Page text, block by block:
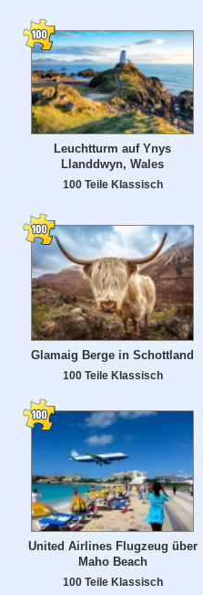
Leuchtturm auf Ynys
Llanddwyn, Wales
100 Teile Klassisch
Glamaig Berge in Schottland
100 Teile Klassisch
United Airlines Flugzeug über
Maho Beach
100 Teile Klassisch